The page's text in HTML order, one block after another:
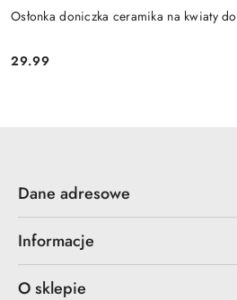
Osłonka doniczka ceramika na kwiaty
Cena:
29.99
Dane adresowe
Informacje
O sklepie